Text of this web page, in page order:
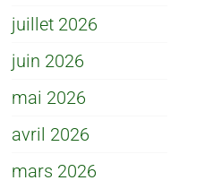
juillet 2026
juin 2026
mai 2026
avril 2026
mars 2026